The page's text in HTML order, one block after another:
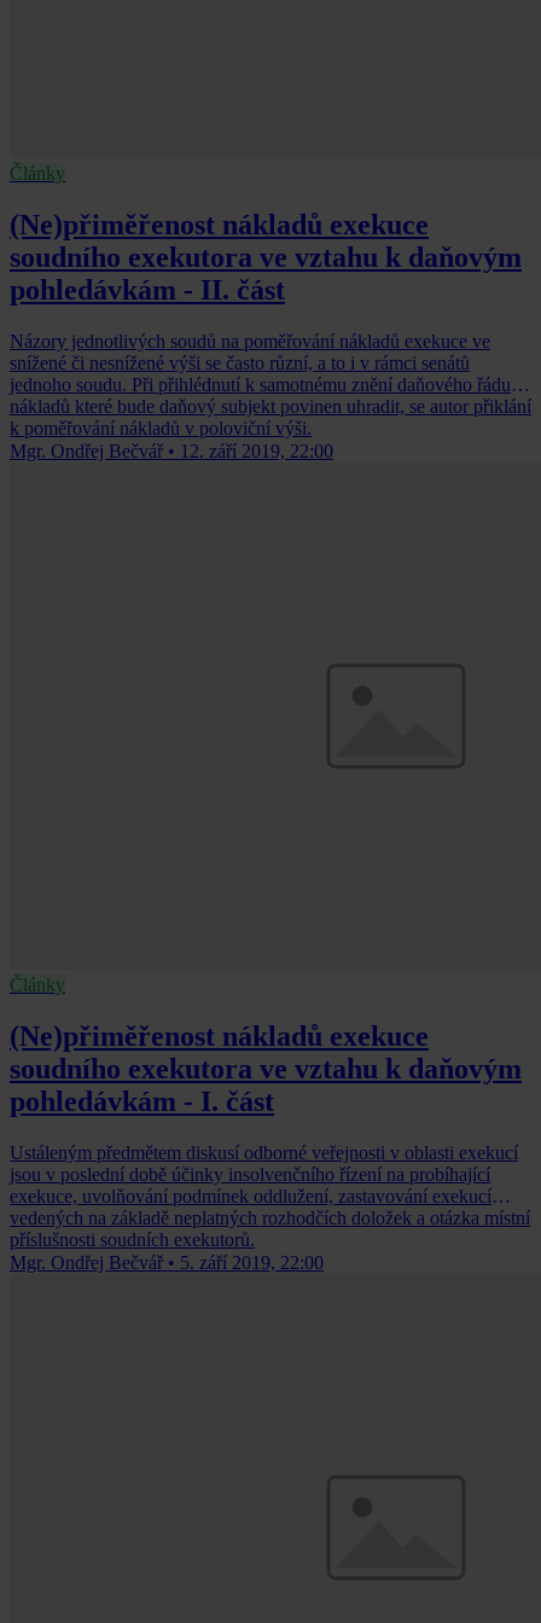
Články
(Ne)přiměřenost nákladů exekuce
soudního exekutora ve vztahu k daňovým
pohledávkám - II. část
Názory jednotlivých soudů na poměřování nákladů exekuce ve
snížené či nesnížené výši se často různí, a to i v rámci senátů
jednoho soudu. Při přihlédnutí k samotnému znění daňového řádu a
nákladů které bude daňový subjekt povinen uhradit, se autor přiklání
k poměřování nákladů v poloviční výši.
Mgr. Ondřej Bečvář • 12. září 2019, 22:00
Články
(Ne)přiměřenost nákladů exekuce
soudního exekutora ve vztahu k daňovým
pohledávkám - I. část
Ustáleným předmětem diskusí odborné veřejnosti v oblasti exekucí
jsou v poslední době účinky insolvenčního řízení na probíhající
exekuce, uvolňování podmínek oddlužení, zastavování exekucí
vedených na základě neplatných rozhodčích doložek a otázka místní
příslušnosti soudních exekutorů.
Mgr. Ondřej Bečvář • 5. září 2019, 22:00